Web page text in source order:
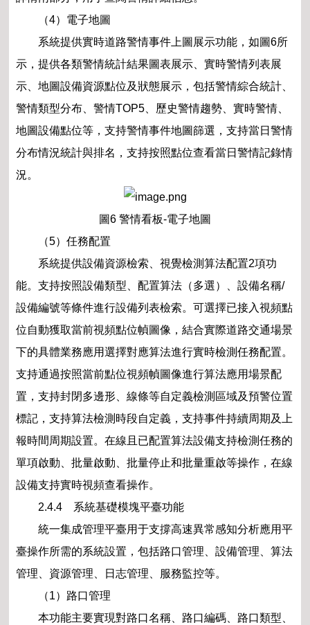
（4）電子地圖
系統提供實時道路警情事件上圖展示功能，如圖6所
示，提供各類警情統計結果圖表展示、實時警情列表展
示、地圖設備資源點位及狀態展示，包括警情綜合統計、
警情類型分布、警情TOP5、歷史警情趨勢、實時警情、
地圖設備點位等，支持警情事件地圖篩選，支持當日警情
分布情況統計與排名，支持按照點位查看當日警情記錄情
況。
圖6 警情看板-電子地圖
（5）任務配置
系統提供設備資源檢索、視覺檢測算法配置2項功
能。支持按照設備類型、配置算法（多選）、設備名稱/
設備編號等條件進行設備列表檢索。可選擇已接入視頻點
位自動獲取當前視頻點位幀圖像，結合實際道路交通場景
下的具體業務應用選擇對應算法進行實時檢測任務配置。
支持通過按照當前點位視頻幀圖像進行算法應用場景配
置，支持封閉多邊形、線條等自定義檢測區域及預警位置
標記，支持算法檢測時段自定義，支持事件持續周期及上
報時間周期設置。在線且已配置算法設備支持檢測任務的
單項啟動、批量啟動、批量停止和批量重啟等操作，在線
設備支持實時視頻查看操作。
2.4.4 系統基礎模塊平臺功能
統一集成管理平臺用于支撐高速異常感知分析應用平
臺操作所需的系統設置，包括路口管理、設備管理、算法
管理、資源管理、日志管理、服務監控等。
（1）路口管理
本功能主要實現對路口名稱、路口編碼、路口類型、